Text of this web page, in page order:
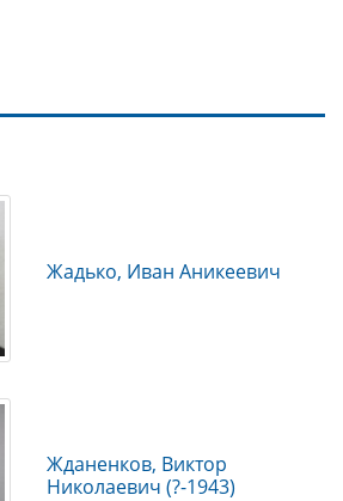
Жадько, Иван Аникеевич
Жданенков, Виктор
Николаевич (?-1943)